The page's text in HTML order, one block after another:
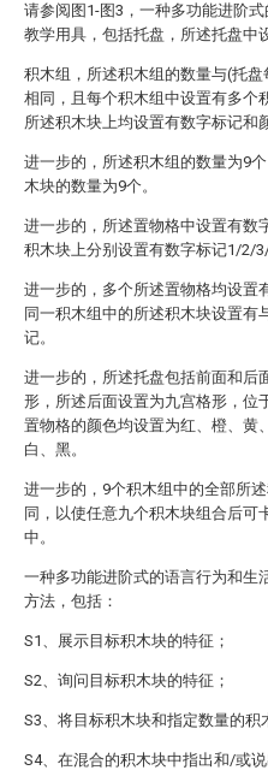
请参阅图1-图3，一种多功能进阶
教学用具，包括托盘，所述托盘中
积木组，所述积木组的数量与(托
相同，且每个积木组中设置有多个
所述积木块上均设置有数字标记和
进一步的，所述积木组的数量为9
木块的数量为9个。
进一步的，所述置物格中设置有数
积木块上分别设置有数字标记1/2/
进一步的，多个所述置物格均设置
同一积木组中的所述积木块设置有
记。
进一步的，所述托盘包括前面和后
形，所述后面设置为九宫格形，位
置物格的颜色均设置为红、橙、黄
白、黑。
进一步的，9个积木组中的全部所
同，以使任意九个积木块组合后可
中。
一种多功能进阶式的语言行为和生
方法，包括：
S1、展示目标积木块的特征；
S2、询问目标积木块的特征；
S3、将目标积木块和指定数量的积
S4、在混合的积木块中指出和/或说